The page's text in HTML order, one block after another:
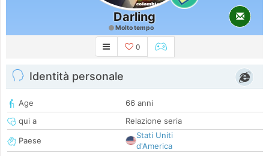
Darling
Molto tempo
0
Identità personale
Age
66 anni
qui a
Relazione seria
Paese
Stati Uniti
d'America